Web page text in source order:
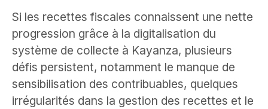
Si les recettes fiscales connaissent une nette
progression grâce à la digitalisation du
système de collecte à Kayanza, plusieurs
défis persistent, notamment le manque de
sensibilisation des contribuables, quelques
irrégularités dans la gestion des recettes et le